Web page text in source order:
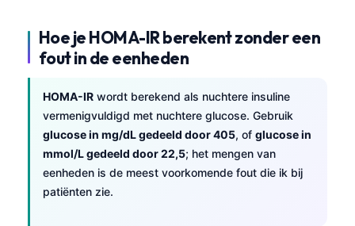
Hoe je HOMA-IR berekent zonder een
fout in de eenheden
HOMA-IR wordt berekend als nuchtere insuline
vermenigvuldigd met nuchtere glucose. Gebruik
glucose in mg/dL gedeeld door 405, of glucose in
mmol/L gedeeld door 22,5; het mengen van
eenheden is de meest voorkomende fout die ik bij
patiënten zie.